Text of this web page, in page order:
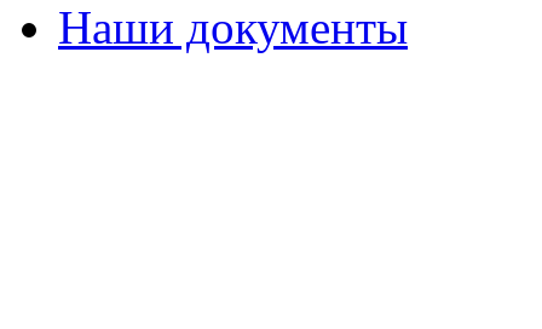
Наши документы